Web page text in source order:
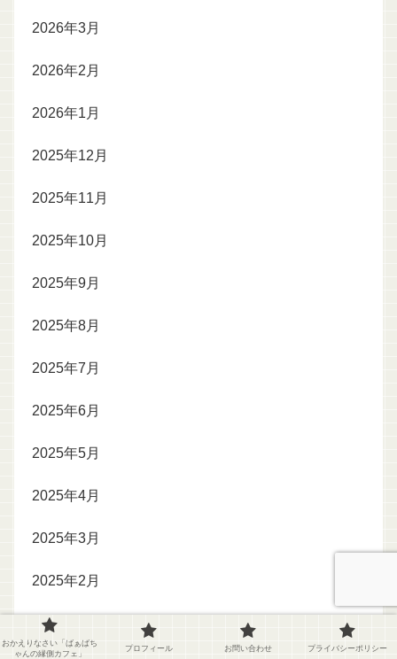
2026年3月
2026年2月
2026年1月
2025年12月
2025年11月
2025年10月
2025年9月
2025年8月
2025年7月
2025年6月
2025年5月
2025年4月
2025年3月
2025年2月
2025年1月
おかえりなさい「ばぁばち
ゃんの縁側カフェ」
プロフィール お問い合わせ プライバシーポリシー